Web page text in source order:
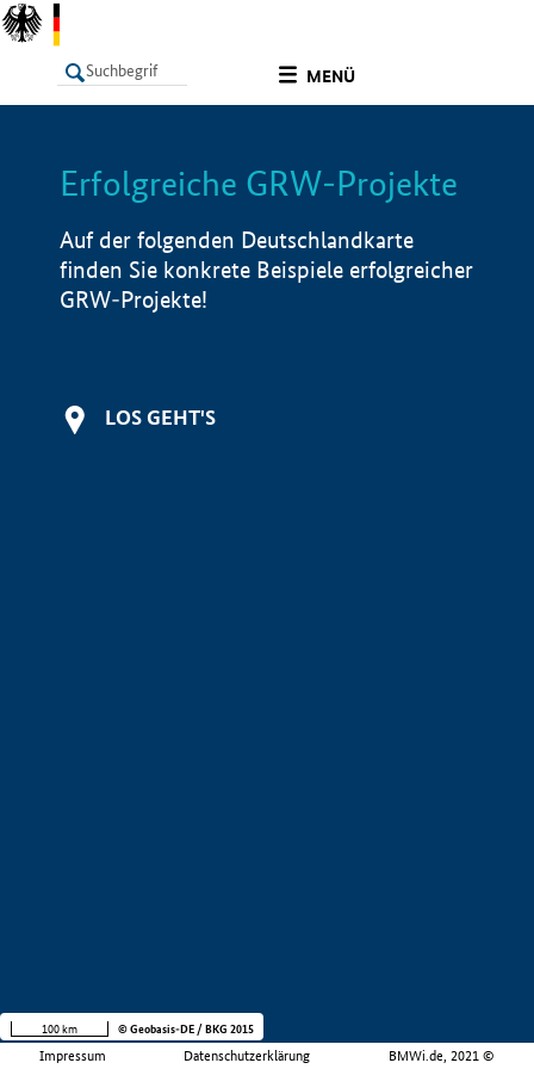
MENÜ
LISTE Info
Erfolgreiche GRW-Projekte
Auf der folgenden Deutschlandkarte
finden Sie konkrete Beispiele erfolgreicher
GRW-Projekte!
LOS GEHT'S
Impressum Datenschutzerklärung BMWi.de, 2021 ©
100 km © Geobasis-DE / BKG 2015